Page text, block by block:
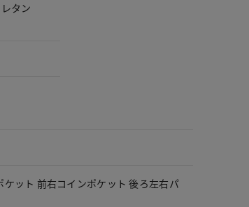
タン
ケット 前右コインポケット 後ろ左右パ